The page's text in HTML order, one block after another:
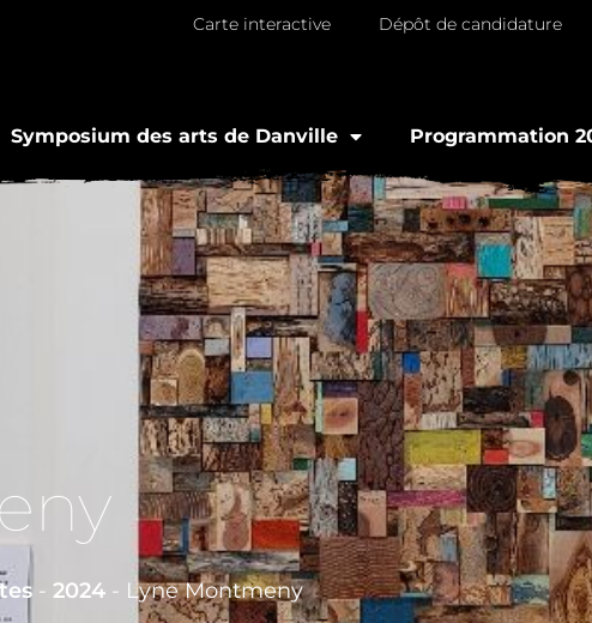
Carte interactive Dépôt de candidature
Symposium des arts de Danville Programmation
- 2024 - Lyne Montmeny